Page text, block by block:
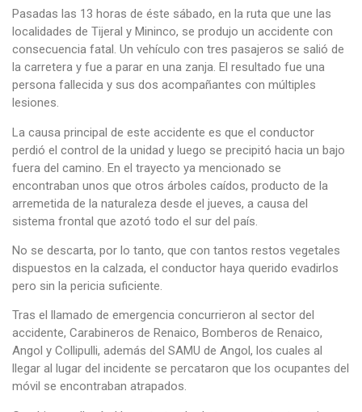
Pasadas las 13 horas de éste sábado, en la ruta que une las
localidades de Tijeral y Mininco, se produjo un accidente con
consecuencia fatal. Un vehículo con tres pasajeros se salió de
la carretera y fue a parar en una zanja. El resultado fue una
persona fallecida y sus dos acompañantes con múltiples
lesiones.
La causa principal de este accidente es que el conductor
perdió el control de la unidad y luego se precipitó hacia un bajo
fuera del camino. En el trayecto ya mencionado se
encontraban unos que otros árboles caídos, producto de la
arremetida de la naturaleza desde el jueves, a causa del
sistema frontal que azotó todo el sur del país.
No se descarta, por lo tanto, que con tantos restos vegetales
dispuestos en la calzada, el conductor haya querido evadirlos
pero sin la pericia suficiente.
Tras el llamado de emergencia concurrieron al sector del
accidente, Carabineros de Renaico, Bomberos de Renaico,
Angol y Collipulli, además del SAMU de Angol, los cuales al
llegar al lugar del incidente se percataron que los ocupantes del
móvil se encontraban atrapados.